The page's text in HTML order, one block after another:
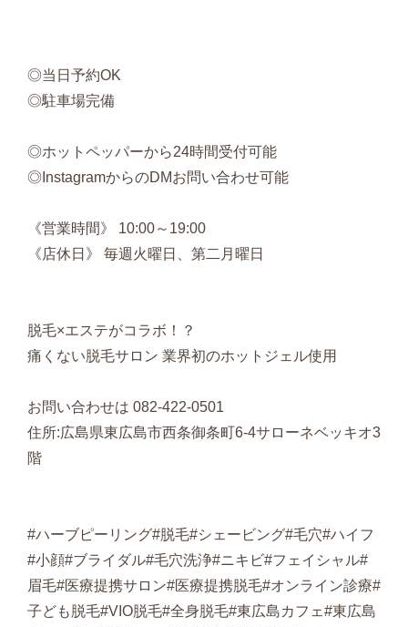
◎当日予約OK
◎駐車場完備
◎ホットペッパーから24時間受付可能
◎InstagramからのDMお問い合わせ可能
《営業時間》 10:00～19:00
《店休日》 毎週火曜日、第二月曜日
脱毛×エステがコラボ！？
痛くない脱毛サロン 業界初のホットジェル使用
お問い合わせは 082-422-0501
住所:広島県東広島市西条御条町6-4サローネベッキオ3
階
#ハーブピーリング#脱毛#シェービング#毛穴#ハイフ
#小顔#ブライダル#毛穴洗浄#ニキビ#フェイシャル#
眉毛#医療提携サロン#医療提携脱毛#オンライン診療#
子ども脱毛#VIO脱毛#全身脱毛#東広島カフェ#東広島